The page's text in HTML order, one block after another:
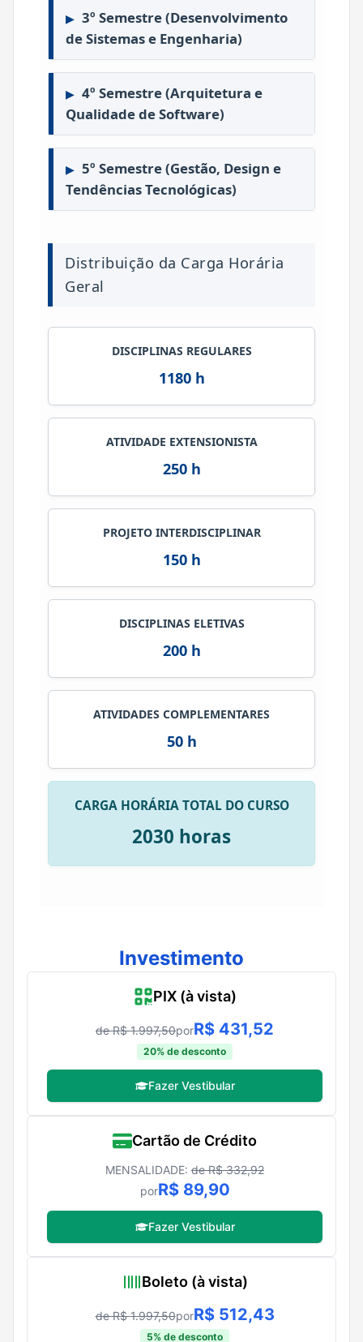
3º Semestre (Desenvolvimento
de Sistemas e Engenharia)
4º Semestre (Arquitetura e
Qualidade de Software)
5º Semestre (Gestão, Design e
Tendências Tecnológicas)
Distribuição da Carga Horária
Geral
DISCIPLINAS REGULARES
1180 h
ATIVIDADE EXTENSIONISTA
250 h
PROJETO INTERDISCIPLINAR
150 h
DISCIPLINAS ELETIVAS
200 h
ATIVIDADES COMPLEMENTARES
50 h
CARGA HORÁRIA TOTAL DO CURSO
2030 horas
Investimento
PIX (à vista)
de R$1.997,50porR$ 431,52
20% de desconto
Fazer Vestibular
Cartão de Crédito
MENSALIDADE: de R$332,92
porR$ 89,90
Fazer Vestibular
Boleto (à vista)
de R$1.997,50porR$ 512,43
5% de desconto